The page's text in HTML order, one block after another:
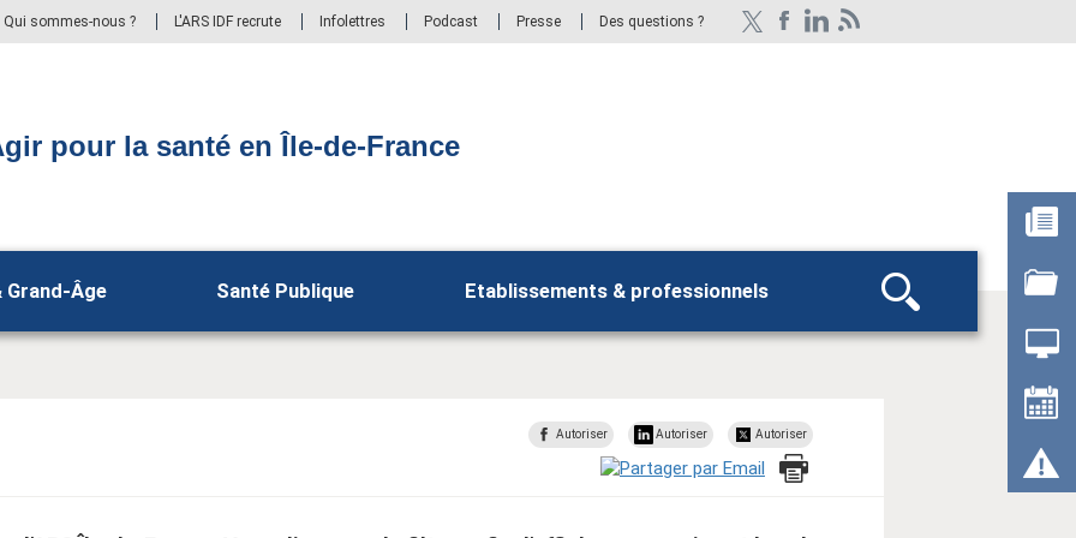
Qui sommes-nous ? L'ARS IDF recrute Infolettres Podcast Presse Des questions ?
pour la santé en Île-de-France
Grand-Âge Santé Publique Etablissements & professionnels
Rechercher
Autoriser Autoriser Autoriser